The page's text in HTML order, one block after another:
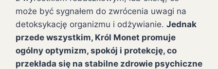
może być sygnałem do zwrócenia uwagi na
detoksykację organizmu i odżywianie. Jednak
przede wszystkim, Król Monet promuje
ogólny optymizm, spokój i protekcję, co
przekłada się na stabilne zdrowie psychiczne